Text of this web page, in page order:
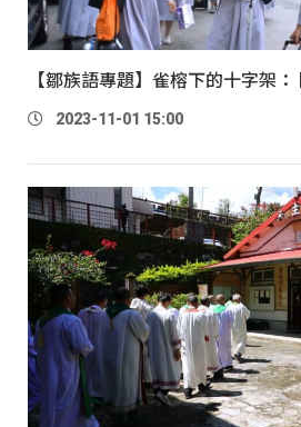
【鄒族語專題】雀榕下的十字架
2023-11-01 15:00